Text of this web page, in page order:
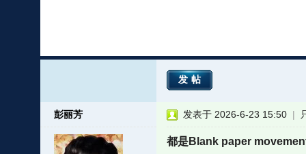
发帖
彭丽芳 发表于 2026-6-23 15:50 |
都是Blank paper